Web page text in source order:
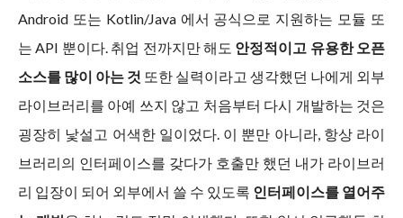
Android 또는 Kotlin/Java 에서 공식으로 지원하는 모듈 또
는 API 뿐이다. 취업 전까지만 해도 안정적이고 유용한 오픈
소스를 많이 아는 것 또한 실력이라고 생각했던 나에게 외부
라이브러리를 아예 쓰지 않고 처음부터 다시 개발하는 것은
굉장히 낯설고 어색한 일이었다. 이 뿐만 아니라, 항상 라이
브러리의 인터페이스를 갖다가 호출만 했던 내가 라이브러
리 입장이 되어 외부에서 쓸 수 있도록 인터페이스를 열어주